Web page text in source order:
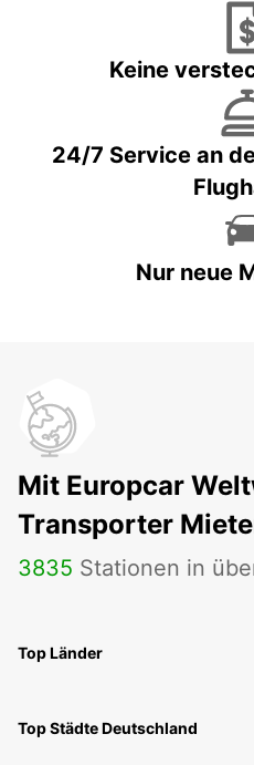
Keine
24/7 Service an
Nur neue
Mit Europcar
Transporter
3835 Stationen in
Top Länder
Top Städte Deutschland